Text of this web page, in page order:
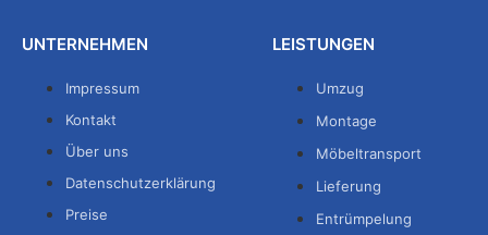
UNTERNEHMEN
Impressum
Kontakt
Über uns
Datenschutzerklärung
Preise
LEISTUNGEN
Umzug
Montage
Möbeltransport
Lieferung
Entrümpelung